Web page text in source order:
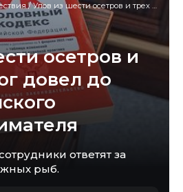
/Улов из шести осетров и трех севрюг довел до суда кубанского предпринимателя
осетров и
довел до
ответят за
рыб.